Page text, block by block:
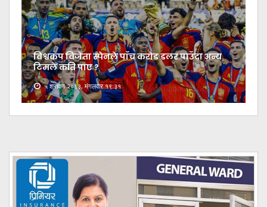
विश्वकप विजेता स्पेनले पाँच करोड डलर पाउँदा अन्य
टिमले कति पाए ?
५ श्रावण २०८३, मंगलवार १९:३१